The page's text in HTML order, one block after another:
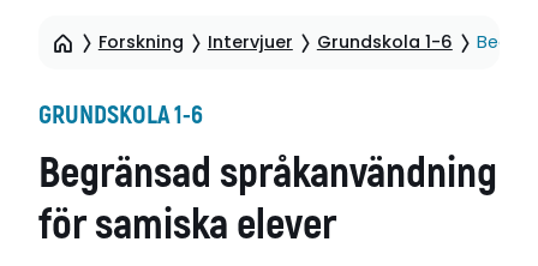
Forskning Intervjuer Grundskola 1-6
GRUNDSKOLA 1-6
Begränsad språkanvändning
för samiska elever